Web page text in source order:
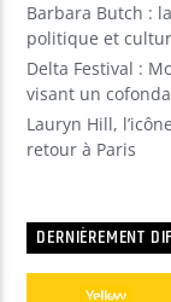
Barbara Butch :
politique et
Delta Festival :
visant un
Lauryn Hill,
retour à Paris
DERNIÈREMENT